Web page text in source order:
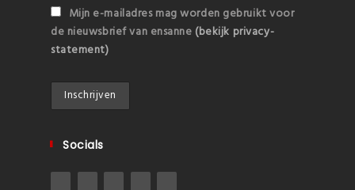
Mijn e-mailadres mag worden gebruikt voor
de nieuwsbrief van ensanne (bekijk privacy-
statement)
Socials